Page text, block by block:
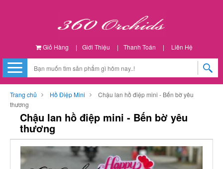
Giỏ Hàng | Giới Thiệu | Thanh Toán | Liên Hệ
Trang chủ Hồ Điệp Mini
Chậu lan hồ điệp mini - Bến bờ yêu
thương
Chậu lan hồ điệp mini - Bến bờ yêu
thương